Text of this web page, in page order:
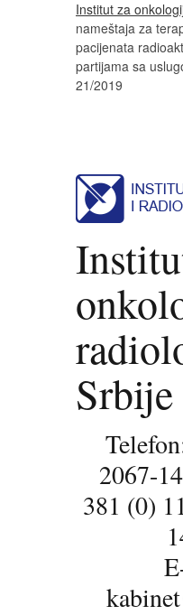
Institut za
nameštaja za
pacijenata
partijama sa
21/2019
Srbije
2067-
381 (0)